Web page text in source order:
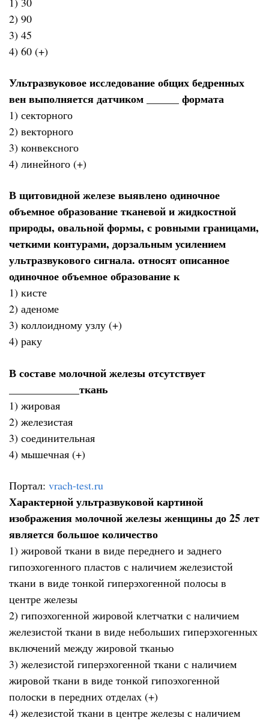
2) 90
3) 45
4) 60 (+)
Ультразвуковое исследование общих бедренных
вен выполняется датчиком ______ формата
1) секторного
2) векторного
3) конвексного
4) линейного (+)
В щитовидной железе выявлено одиночное
объемное образование тканевой и жидкостной
природы, овальной формы, с ровными границами,
четкими контурами, дорзальным усилением
ультразвукового сигнала. относят описанное
одиночное объемное образование к
1) кисте
2) аденоме
3) коллоидному узлу (+)
4) раку
В составе молочной железы отсутствует
_____________ткань
1) жировая
2) железистая
3) соединительная
4) мышечная (+)
Портал: vrach-test.ru
Характерной ультразвуковой картиной
изображения молочной железы женщины до 25 лет
является большое количество
1) жировой ткани в виде переднего и заднего
гипоэхогенного пластов с наличием железистой
ткани в виде тонкой гиперэхогенной полосы в
центре железы
2) гипоэхогенной жировой клетчатки с наличием
железистой ткани в виде небольших гиперэхогенных
включений между жировой тканью
3) железистой гиперэхогенной ткани с наличием
жировой ткани в виде тонкой гипоэхогенной
полоски в передних отделах (+)
4) железистой ткани в центре железы с наличием